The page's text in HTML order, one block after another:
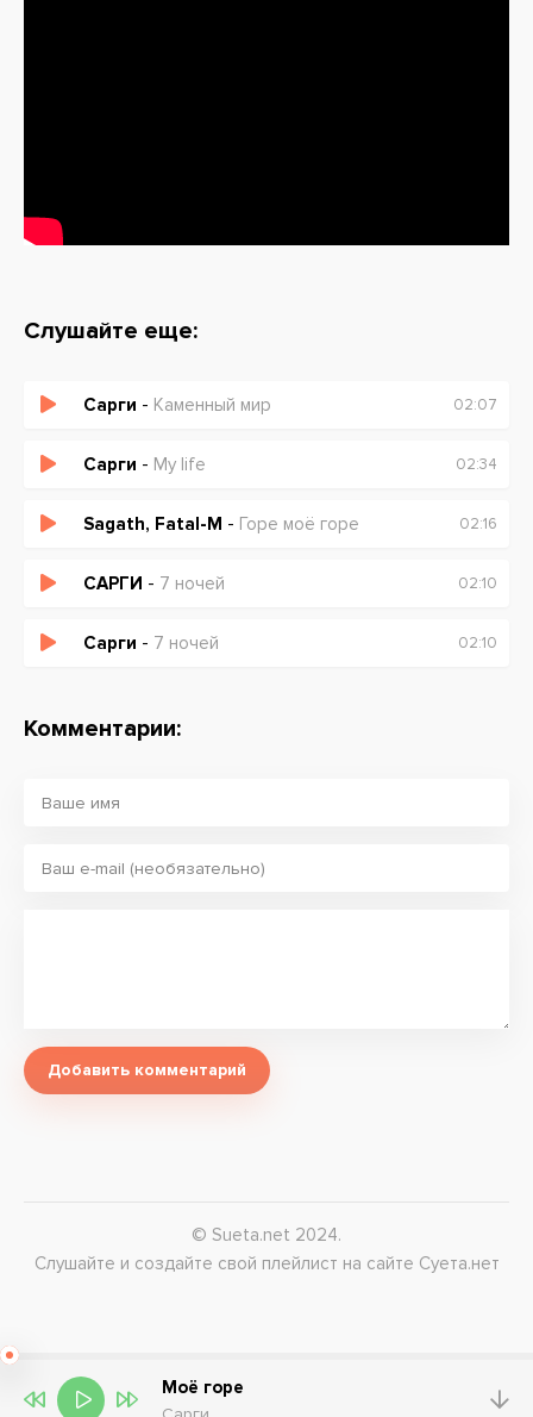
Слушайте еще:
Сарги - Каменный мир 02:07
Сарги - My life 02:34
Sagath, Fatal-M - Горе моё горе 02:16
САРГИ - 7 ночей 02:10
Сарги - 7 ночей 02:10
Комментарии:
Добавить комментарий
© Sueta.net 2024.
Слушайте и создайте свой плейлист на сайте Суета.нет
Моё горе